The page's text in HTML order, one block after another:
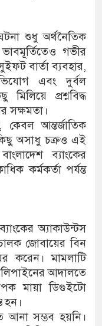
শুধু অর্থনৈতিক
গভীর
বার্তা ব্যবহার,
এবং দুর্বল
মিলিয়ে প্রশ্নবিদ্ধ
সক্ষমতা।
আন্তর্জাতিক
অসাধু চক্রও এই
ব্যাংকের
কর্মকর্তা পর্যন্ত
অ্যাকাউন্টস
জোবায়ের বিন
করেন। মামলাটি
আদালতে
মায়া ডিগুইটো
হন।
সম্ভব হয়নি।